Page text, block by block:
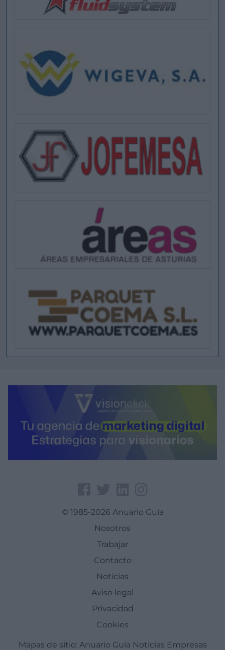
© 1985-2026 Anuario Guía
Nosotros
Trabajar
Contacto
Noticias
Aviso legal
Privacidad
Cookies
Mapas de sitio: Anuario Guía Noticias Empresas